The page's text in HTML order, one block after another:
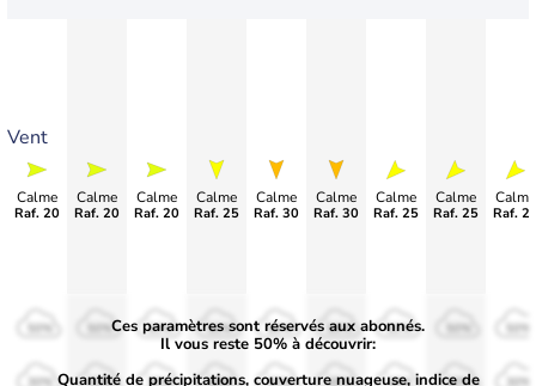
Vent
Calme
Raf. 20
Calme
Raf. 20
Calme
Raf. 20
Calme
Raf. 25
Calme
Raf. 30
Calme
Raf. 30
Calme
Raf. 25
Calme
Raf. 25
Calme
Raf.
50%
30%
50%
30%
50%
30%
50%
30%
50%
30%
50%
30%
50%
30% 30% 30%
Ces paramètres sont réservés aux abonnés.
Il vous reste 50% à découvrir:
Quantité de précipitations, couverture nuageuse, indice de